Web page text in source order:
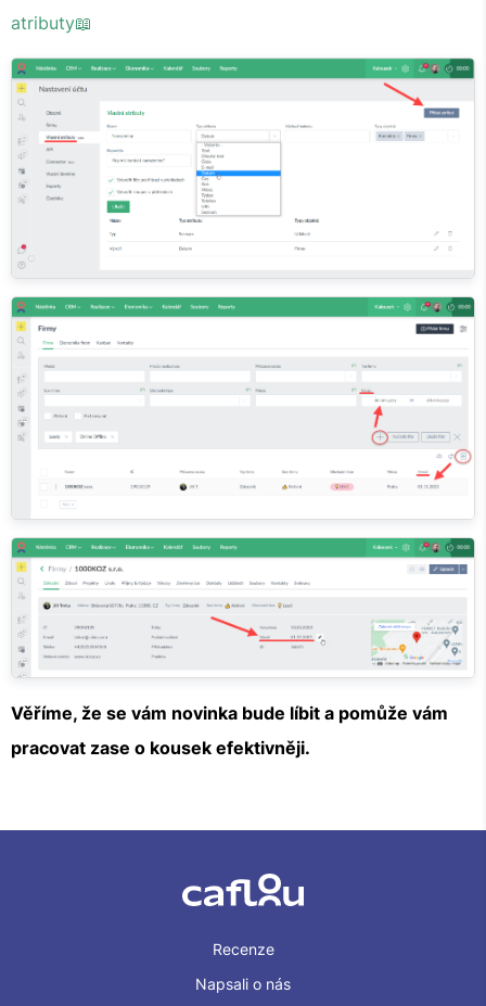
atributy📖
Věříme, že se vám novinka bude líbit a pomůže vám
pracovat zase o kousek efektivněji.
Recenze
Napsali o nás